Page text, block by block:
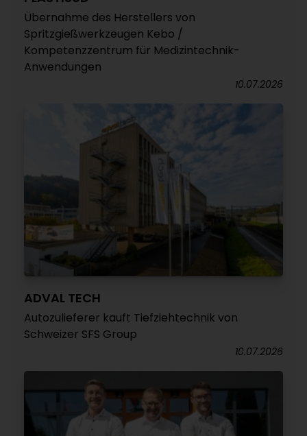
Übernahme des Herstellers von
Spritzgießwerkzeugen Kebo /
Kompetenzzentrum für Medizintechnik-
Anwendungen
10.07.2026
ADVAL TECH
Autozulieferer kauft Tiefziehtechnik von
Schweizer SFS Group
10.07.2026